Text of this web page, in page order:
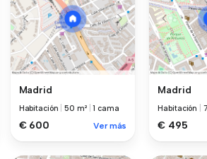
Madrid
Habitación |50 m² |1 cama
€ 600 Ver más
Madrid
Habitación
€ 495